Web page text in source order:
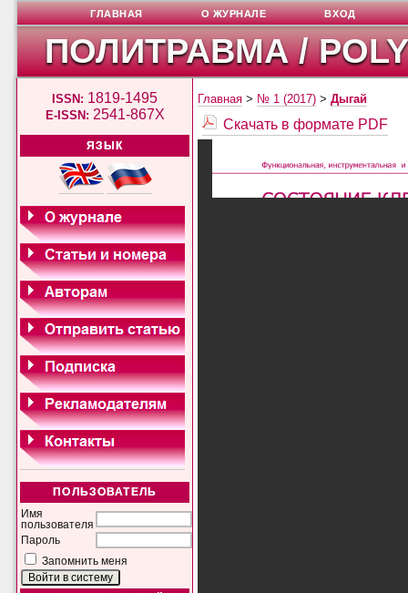
ПОЛИТРАВМА /
ISSN: 1819-1495
E-ISSN: 2541-867X
ЯЗЫК
ПОЛЬЗОВАТЕЛЬ
Имя
пользователя
Пароль
Запомнить меня
ГЛАВНАЯ О ЖУРНАЛЕ ВХОД
Главная > № 1 (2017) >Дыгай
Скачать в формате PDF